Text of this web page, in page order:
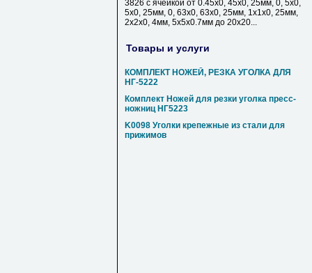
3826 с ячейкой от 0.45х0, 45х0, 25мм, 0, 5х0,
5х0, 25мм, 0, 63х0, 63х0, 25мм, 1х1х0, 25мм,
2х2х0, 4мм, 5х5х0.7мм до 20х20...
Товары и услуги
КОМПЛЕКТ НОЖЕЙ, РЕЗКА УГОЛКА ДЛЯ
НГ-5222
Комплект Ножей для резки уголка пресс-
ножниц НГ5223
K0098 Уголки крепежные из стали для
прижимов